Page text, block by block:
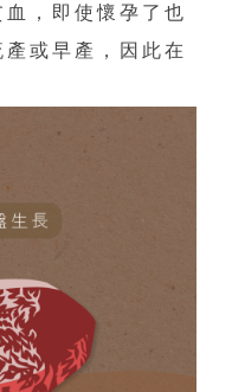
，即使懷孕了也
或早產，因此在